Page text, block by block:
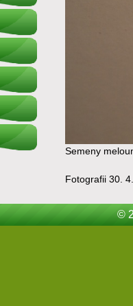
Semeny
Fotografii 30.
©